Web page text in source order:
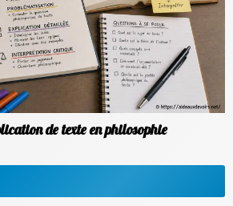
de texte en philosophie